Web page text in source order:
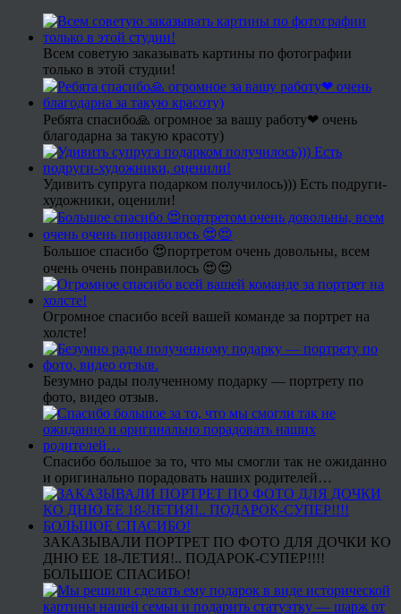
Всем советую заказывать картины по фотографии
только в этой студии!
Ребята спасибо🙏 огромное за вашу работу❤ очень
благодарна за такую красоту)
Удивить супруга подарком получилось))) Есть подруги-
художники, оценили!
Большое спасибо 😍портретом очень довольны, всем
очень очень понравилось 😍😍
Огромное спасибо всей вашей команде за портрет на
холсте!
Безумно рады полученному подарку — портрету по
фото, видео отзыв.
Спасибо большое за то, что мы смогли так не ожиданно
и оригинально порадовать наших родителей…
ЗАКАЗЫВАЛИ ПОРТРЕТ ПО ФОТО ДЛЯ ДОЧКИ КО
ДНЮ ЕЕ 18-ЛЕТИЯ!.. ПОДАРОК-СУПЕР!!!!
БОЛЬШОЕ СПАСИБО!